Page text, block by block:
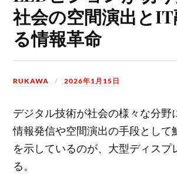
社会の空間演出とIT
る情報革命
RUKAWA 2026年1月15日
デジタル技術が社会の様々な分野
情報発信や空間演出の手段として
を示しているのが、大型ディスプ
る。